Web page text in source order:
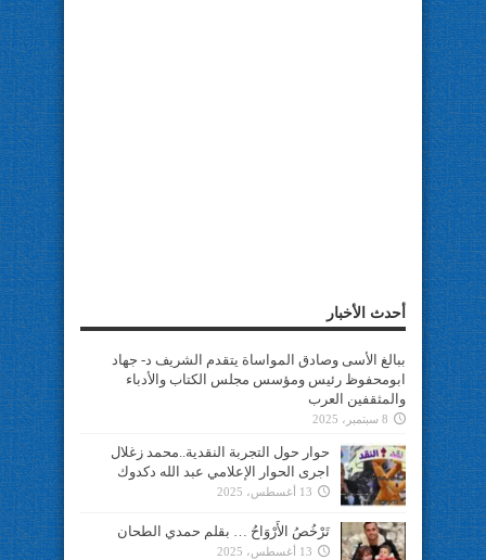
أحدث الأخبار
ببالغ الأسى وصادق المواساة يتقدم الشريف د- جهاد
ابومحفوظ رئيس ومؤسس مجلس الكتاب والأدباء
والمثقفين العرب
8 سبتمبر، 2025
حوار حول التجربة النقدية..محمد زغلال
اجرى الحوار الإعلامي عبد الله دكدوك
13 أغسطس، 2025
تَرْخُصُ الأَرْوَاحُ … بقلم حمدي الطحان
13 أغسطس، 2025